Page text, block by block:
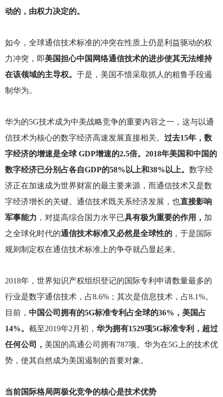
动的，由权力决定的。
如今，全球通信技术标准的冲突在性质上仍是利益驱动的权
力冲突，即美国担心中国网络通信技术的进步使其无法维持
在该领域的主导权。 于是，美国不惜采取抓人的粗鲁手段遏
制华为。
华为的5G技术成为中美战略竞争的重要内容之一，这与以通
信技术为核心的数字经济高速发展直接相关。 过去15年，数
字经济的增速是全球 GDP增速的2.5倍。2018年美国和中国的
数字经济已分别占各自GDP的58%以上和38%以上。 数字经
济正在加速成为世界财富的最主要来源，而通信技术又是数
字经济增长的关键。通信技术既关系经济发展，也直接影响
军事能力 ，对提高综合国力水平已具有极为重要的作用， 加
之全球化时代的通信技术标准又必然是全球性的，于是国际
规则制定权在通信技术标准上的争夺就凸显起来。
2018年，世界知识产权组织登记的国际专利申请数量最多的
行业是数字通信技术，占8.6%；其次是信息技术，占8.1%。
目前， 中国公司拥有的5G标准专利占全球的36%，美国占
14%。 截至2019年2月初， 华为拥有1529项5G标准专利，超过
任何公司， 美国的高通公司拥有787项。华为在5G上的技术优
势，使其自然成为美国遏制的首要对象。
当前国际格局两极化竞争的核心是技术优势